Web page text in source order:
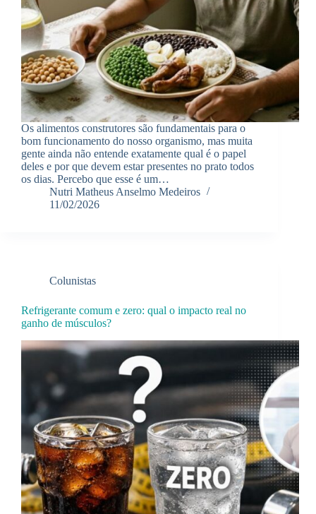
Os alimentos construtores são fundamentais para o
bom funcionamento do nosso organismo, mas muita
gente ainda não entende exatamente qual é o papel
deles e por que devem estar presentes no prato todos
os dias. Percebo que esse é um…
Nutri Matheus Anselmo Medeiros
11/02/2026
Colunistas
Refrigerante comum e zero: qual o impacto real no
ganho de músculos?